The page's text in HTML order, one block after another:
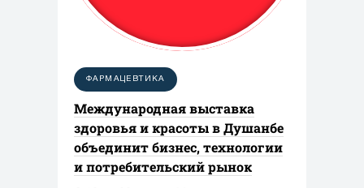
ФАРМАЦЕВТИКА
Международная выставка
здоровья и красоты в Душанбе
объединит бизнес, технологии
и потребительский рынок